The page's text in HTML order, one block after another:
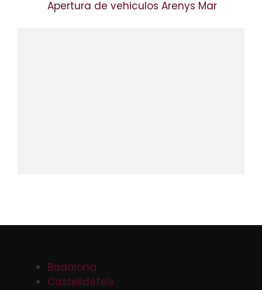
Apertura de vehiculos Arenys Mar
Badalona
Castelldefels